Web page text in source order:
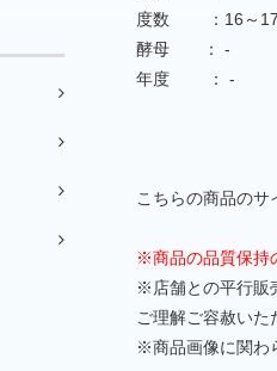
度数 ：16～
酵母 ： -
年度 ： -
こちらの商品の
※商品の品質保持
※店舗との平行販
ご理解ご容赦い
※商品画像に関わ